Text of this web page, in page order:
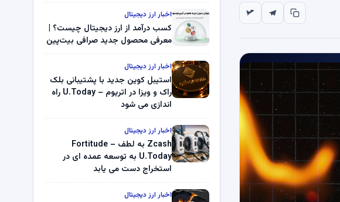
اخبار ارز دیجیتال
کسب درآمد از ارز دیجیتال چیست؟ |
معرفی محصول جدید صرافی بیت‌پین
اخبار ارز دیجیتال
استیبل کوین جدید با پشتیبانی بلک
راک و ویزا در اتریوم – U.Today راه
اندازی می شود
اخبار ارز دیجیتال
Zcash به لطف Fortitude –
U.Today به توسعه عمده ای در
استخراج دست می یابد
اخبار ارز دیجیتال